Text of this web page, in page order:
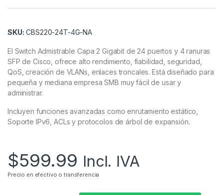
SKU: CBS220-24T-4G-NA
El Switch Admistrable Capa 2 Gigabit de 24 puertos y 4 ranuras
SFP de Cisco, ofrece alto rendimiento, fiabilidad, seguridad,
QoS, creación de VLANs, enlaces troncales. Está diseñado para
pequeña y mediana empresa SMB muy fácil de usar y
administrar.
Incluyen funciones avanzadas como enrutamiento estático,
Soporte IPv6, ACLs y protocolos de árbol de expansión.
$599.99 Incl. IVA
Precio en efectivo o transferencia